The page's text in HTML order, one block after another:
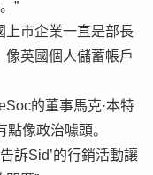
”
上市企業一直是部長
英國個人儲蓄帳戶
的董事馬克·本特
像政治噱頭。
訴Sid’的行銷活動讓